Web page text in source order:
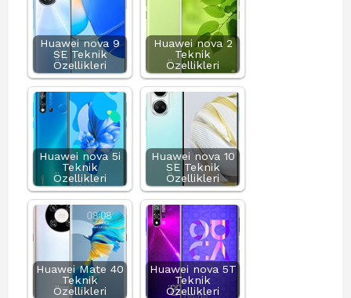
Huawei nova 9
SE Teknik
Özellikleri
Huawei nova 2
Teknik
Özellikleri
Huawei nova 5i
Teknik
Özellikleri
Huawei nova 10
SE Teknik
Özellikleri
Huawei Mate 40
Teknik
Özellikleri
Huawei nova 5T
Teknik
Özellikleri